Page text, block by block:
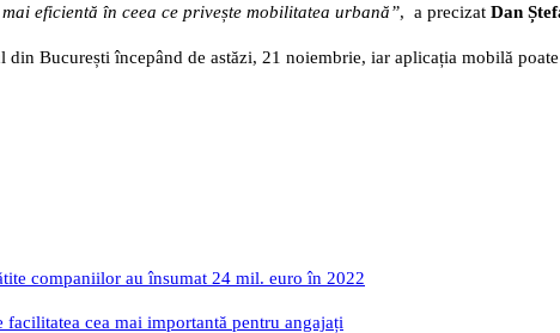
eficientă în ceea ce privește mobilitatea urbană”, a precizat Dan
București începând de astăzi, 21 noiembrie, iar aplicația mobilă
companiilor au însumat 24 mil. euro în 2022
cea mai importantă pentru angajați